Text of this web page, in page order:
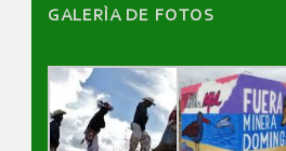
GALERÌA DE FOTOS